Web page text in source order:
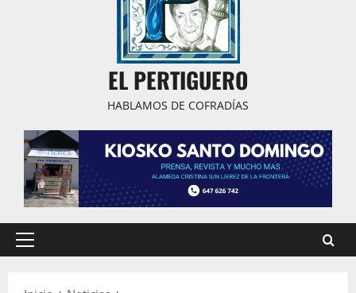
EL PERTIGUERO
HABLAMOS DE COFRADÍAS
Menú